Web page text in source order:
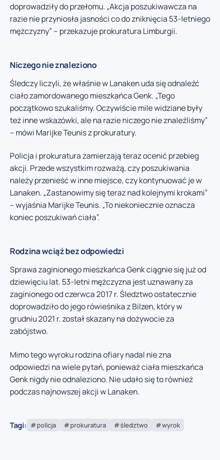
doprowadziły do przełomu. „Akcja poszukiwawcza na
razie nie przyniosła jasności co do zniknięcia 53-letniego
mężczyzny” – przekazuje prokuratura Limburgii.
Niczego nie znaleziono
Śledczy liczyli, że właśnie w Lanaken uda się odnaleźć
ciało zamordowanego mieszkańca Genk. „Tego
początkowo szukaliśmy. Oczywiście mile widziane były
też inne wskazówki, ale na razie niczego nie znaleźliśmy”
– mówi Marijke Teunis z prokuratury.
Policja i prokuratura zamierzają teraz ocenić przebieg
akcji. Przede wszystkim rozważą, czy poszukiwania
należy przenieść w inne miejsce, czy kontynuować je w
Lanaken. „Zastanowimy się teraz nad kolejnymi krokami”
– wyjaśnia Marijke Teunis. „To niekoniecznie oznacza
koniec poszukiwań ciała”.
Rodzina wciąż bez odpowiedzi
Sprawa zaginionego mieszkańca Genk ciągnie się już od
dziewięciu lat. 53-letni mężczyzna jest uznawany za
zaginionego od czerwca 2017 r. Śledztwo ostatecznie
doprowadziło do jego rówieśnika z Bilzen, który w
grudniu 2021 r. został skazany na dożywocie za
zabójstwo.
Mimo tego wyroku rodzina ofiary nadal nie zna
odpowiedzi na wiele pytań, ponieważ ciała mieszkańca
Genk nigdy nie odnaleziono. Nie udało się to również
podczas najnowszej akcji w Lanaken.
Tagi: policja prokuratura śledztwo wyrok